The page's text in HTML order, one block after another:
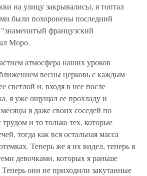
на улицу закрывались), я топтал
были похоронены последний
французский
Моро.
атмосфера наших уроков
весны церковь с каждым
светлой и, входя в нее после
я уже ощущал ее прохладу и
я даже своих соседей по
и то только тех, которые
тогда как вся остальная масса
Теперь же я их видел, теперь я
девочками, которых я раньше
они не приходили закутанные